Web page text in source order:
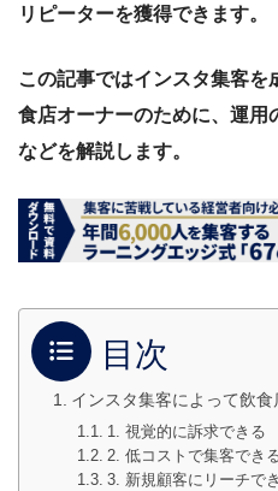
リピーターを獲得できます。
この記事ではインスタ集客
食店オーナーのために、運用
などを解説します。
目次
インスタ集客によって飲
1. 視覚的に訴求できる
2. 低コストで集客でき
3. 新規顧客にリーチで